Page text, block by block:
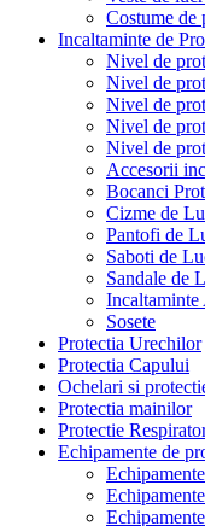
Costume de
Incaltaminte de
Nivel de
Nivel de
Nivel de
Nivel de
Nivel de
Accesorii
Bocanci
Cizme de
Pantofi de
Saboti de
Sandale de
Sosete
Protectia Urechilor
Protectia Capului
Ochelari si
Protectia mainilor
Protectie
Echipamente de